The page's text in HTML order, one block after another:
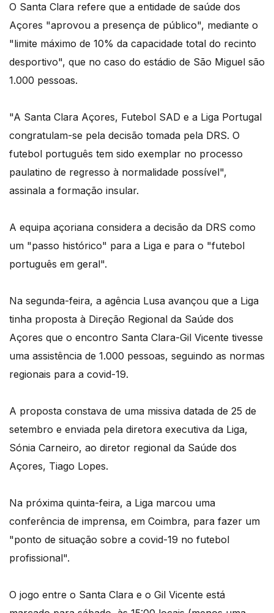
O Santa Clara refere que a entidade de saúde dos
Açores "aprovou a presença de público", mediante o
"limite máximo de 10% da capacidade total do recinto
desportivo", que no caso do estádio de São Miguel são
1.000 pessoas.
"A Santa Clara Açores, Futebol SAD e a Liga Portugal
congratulam-se pela decisão tomada pela DRS. O
futebol português tem sido exemplar no processo
paulatino de regresso à normalidade possível",
assinala a formação insular.
A equipa açoriana considera a decisão da DRS como
um "passo histórico" para a Liga e para o "futebol
português em geral".
Na segunda-feira, a agência Lusa avançou que a Liga
tinha proposta à Direção Regional da Saúde dos
Açores que o encontro Santa Clara-Gil Vicente tivesse
uma assistência de 1.000 pessoas, seguindo as normas
regionais para a covid-19.
A proposta constava de uma missiva datada de 25 de
setembro e enviada pela diretora executiva da Liga,
Sónia Carneiro, ao diretor regional da Saúde dos
Açores, Tiago Lopes.
Na próxima quinta-feira, a Liga marcou uma
conferência de imprensa, em Coimbra, para fazer um
"ponto de situação sobre a covid-19 no futebol
profissional".
O jogo entre o Santa Clara e o Gil Vicente está